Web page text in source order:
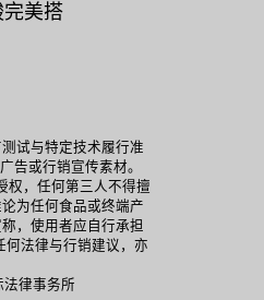
美搭
试与特定技术履行准
告或行销宣传素材。
权，任何第三人不得擅
为任何食品或终端产
，使用者应自行承担
何法律与行销建议，亦
律事务所